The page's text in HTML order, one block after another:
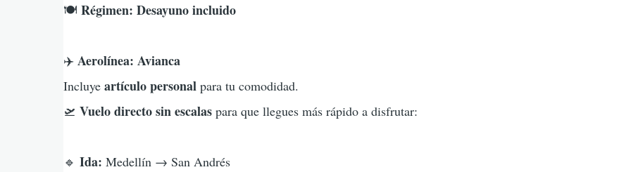
🍽️ Régimen: Desayuno incluido
✈️ Aerolínea: Avianca
Incluye artículo personal para tu comodidad.
🛫 Vuelo directo sin escalas para que llegues más rápido a disfrutar:
🔹 Ida: Medellín → San Andrés